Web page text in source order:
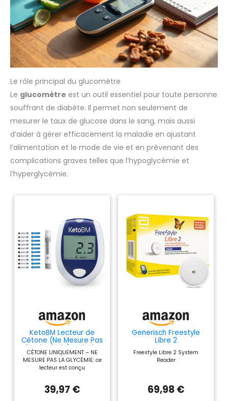
Le rôle principal du glucomètre
Le glucomètre est un outil essentiel pour toute personne
souffrant de diabète. Il permet non seulement de
mesurer le taux de glucose dans le sang, mais aussi
d’aider à gérer efficacement la maladie en ajustant
l’alimentation et le mode de vie et en prévenant des
complications graves telles que l’hypoglycémie et
l’hyperglycémie.
KetoBM Lecteur de
Cétone (Ne Mesure Pas
la Glycémie) – Kit de
test cétonique avec
lecteur portable,
autopiqueur, housse de
et 10 bandelettes de
test
CÉTONE UNIQUEMENT – NE
MESURE PAS LA GLYCÉMIE: ce
lecteur est conçu
mesure pas le glucose
39,97 €
Generisch Freestyle
Libre 2
Freestyle Libre 2 System
Reader
69,98 €